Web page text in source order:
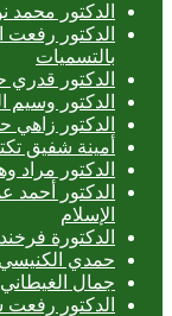
الدكتور
الدكتور رفعت
بالتسميات
الدكتور قدري
الدكتور
الدكتور
أمينة شفيق
الدكتور مراد
الدكتور
الإسلام
الدكتورة
حمدي الكنيسي
جمال
الدكتور